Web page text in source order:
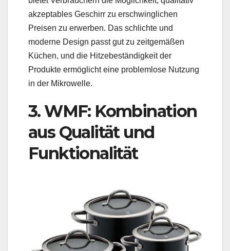
akzeptables Geschirr zu erschwinglichen
Preisen zu erwerben. Das schlichte und
moderne Design passt gut zu zeitgemäßen
Küchen, und die Hitzebeständigkeit der
Produkte ermöglicht eine problemlose Nutzung
in der Mikrowelle.
3. WMF: Kombination
aus Qualität und
Funktionalität